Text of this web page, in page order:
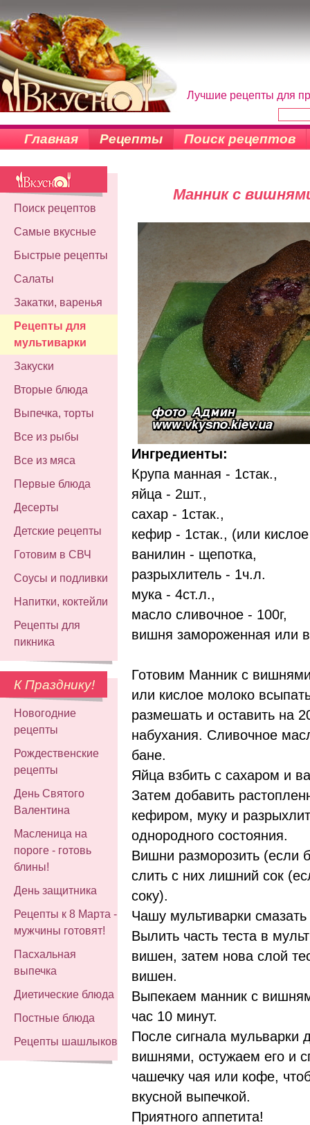
Лучшие рецепты для
Главная Рецепты Поиск рецептов
Поиск рецептов
Самые вкусные
Быстрые рецепты
Салаты
Закатки, варенья
Рецепты для
мультиварки
Закуски
Вторые блюда
Выпечка, торты
Все из рыбы
Все из мяса
Первые блюда
Десерты
Детские рецепты
Готовим в СВЧ
Соусы и подливки
Напитки, коктейли
Рецепты для
пикника
К Празднику!
Новогодние
рецепты
Рождественские
рецепты
День Святого
Валентина
Масленица на
пороге - готовь
блины!
День защитника
Рецепты к 8 Марта -
мужчины готовят!
Пасхальная
выпечка
Диетические блюда
Постные блюда
Рецепты шашлыков
Манник с
Ингредиенты:
Крупа манная - 1стак.,
яйца - 2шт.,
сахар - 1стак.,
кефир - 1стак., (или
ванилин - щепотка,
разрыхлитель - 1ч.л.
мука - 4ст.л.,
масло сливочное - 100г,
вишня замороженная или
Готовим Манник с
или кислое молоко
размешать и оставить на
набухания. Сливочное
бане.
Яйца взбить с сахаром и
Затем добавить
кефиром, муку и
однородного состояния.
Вишни разморозить (если
слить с них лишний сок
соку).
Чашу мультиварки
Вылить часть теста в
вишен, затем нова слой
вишен.
Выпекаем манник с
час 10 минут.
После сигнала мульварки
вишнями, остужаем его и
чашечку чая или кофе,
вкусной выпечкой.
Приятного аппетита!